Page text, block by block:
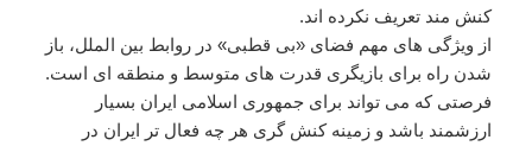
کنش مند تعریف نکرده اند.
از ویژگی های مهم فضای «بی قطبی» در روابط بین الملل، باز
شدن راه برای بازیگری قدرت های متوسط و منطقه ای است.
فرصتی که می تواند برای جمهوری اسلامی ایران بسیار
ارزشمند باشد و زمینه کنش گری هر چه فعال تر ایران در